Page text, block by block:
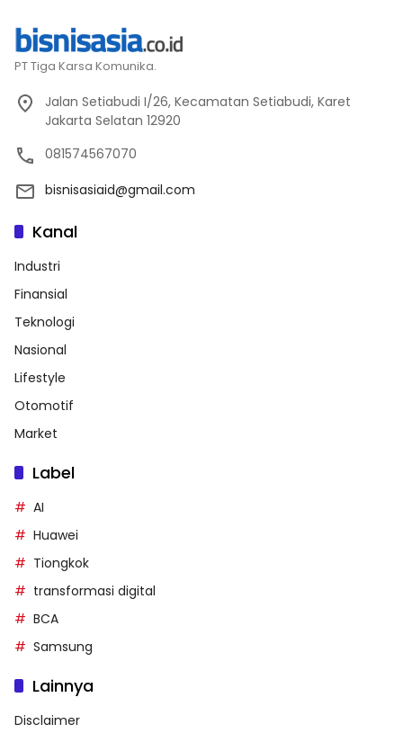
PT Tiga Karsa Komunika.
Jalan Setiabudi I/26, Kecamatan Setiabudi, Karet
Jakarta Selatan 12920
081574567070
bisnisasiaid@gmail.com
Kanal
Industri
Finansial
Teknologi
Nasional
Lifestyle
Otomotif
Market
Label
AI
Huawei
Tiongkok
transformasi digital
BCA
Samsung
Lainnya
Disclaimer